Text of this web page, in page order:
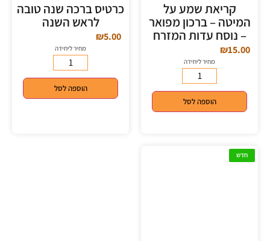
קריאת שמע על
המיטה – ברכון מפואר
– נוסח עדות המזרח
₪15.00
מחיר ליחידה
הוספה לסל
כרטיס ברכה שנה טובה
לראש השנה
₪5.00
מחיר ליחידה
הוספה לסל
חדש